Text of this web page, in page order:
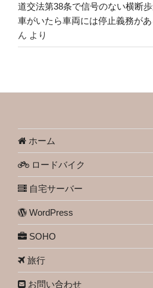
道交法第38条で信号のない横断
車がいたら車両には停止義務が
ん より
ホーム
ロードバイク
自宅サーバー
WordPress
SOHO
旅行
お問い合わせ